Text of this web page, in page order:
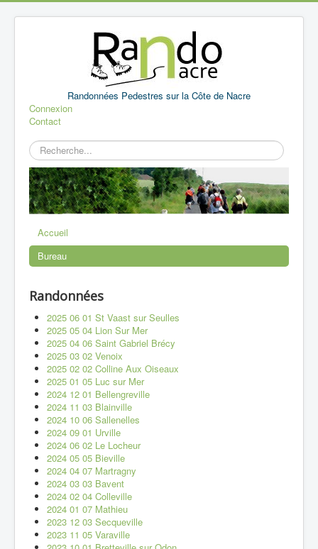
Randonnées Pedestres sur la Côte de Nacre
Connexion
Contact
Rechercher
Accueil
Bureau
Randonnées
2025 06 01 St Vaast sur Seulles
2025 05 04 Lion Sur Mer
2025 04 06 Saint Gabriel Brécy
2025 03 02 Venoix
2025 02 02 Colline Aux Oiseaux
2025 01 05 Luc sur Mer
2024 12 01 Bellengreville
2024 11 03 Blainville
2024 10 06 Sallenelles
2024 09 01 Urville
2024 06 02 Le Locheur
2024 05 05 Bieville
2024 04 07 Martragny
2024 03 03 Bavent
2024 02 04 Colleville
2024 01 07 Mathieu
2023 12 03 Secqueville
2023 11 05 Varaville